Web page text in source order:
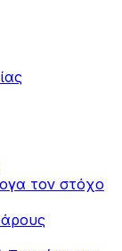
τον στόχο